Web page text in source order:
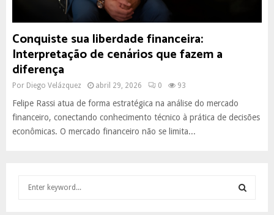
Conquiste sua liberdade financeira:
Interpretação de cenários que fazem a
diferença
Por Diego Velázquez abril 29, 2026 0 93
Felipe Rassi atua de forma estratégica na análise do mercado
financeiro, conectando conhecimento técnico à prática de decisões
econômicas. O mercado financeiro não se limita...